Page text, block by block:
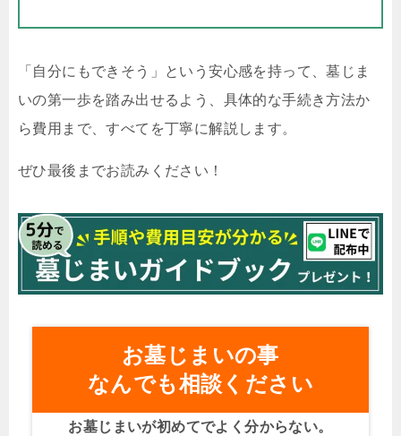
「自分にもできそう」という安心感を持って、墓じま
いの第一歩を踏み出せるよう、具体的な手続き方法か
ら費用まで、すべてを丁寧に解説します。
ぜひ最後までお読みください！
お墓じまいの事
なんでも相談ください
お墓じまいが初めてでよく分からない。